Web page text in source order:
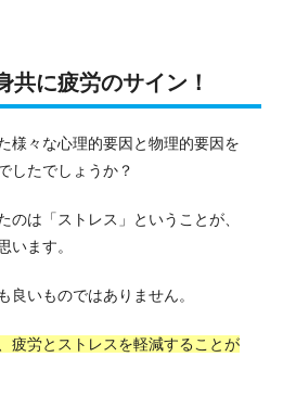
共に疲労のサイン！
様々な心理的要因と物理的要因を
したでしょうか？
のは「ストレス」ということが、
います。
良いものではありません。
疲労とストレスを軽減することが